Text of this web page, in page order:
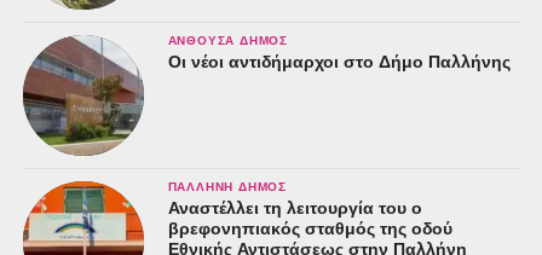
ΑΝΘΟΎΣΑ ΔΉΜΟΣ
Οι νέοι αντιδήμαρχοι στο Δήμο Παλλήνης
ΠΑΛΛΉΝΗ ΔΉΜΟΣ
Αναστέλλει τη λειτουργία του ο
βρεφονηπιακός σταθμός της οδού
Εθνικής Αντιστάσεως στην Παλλήνη